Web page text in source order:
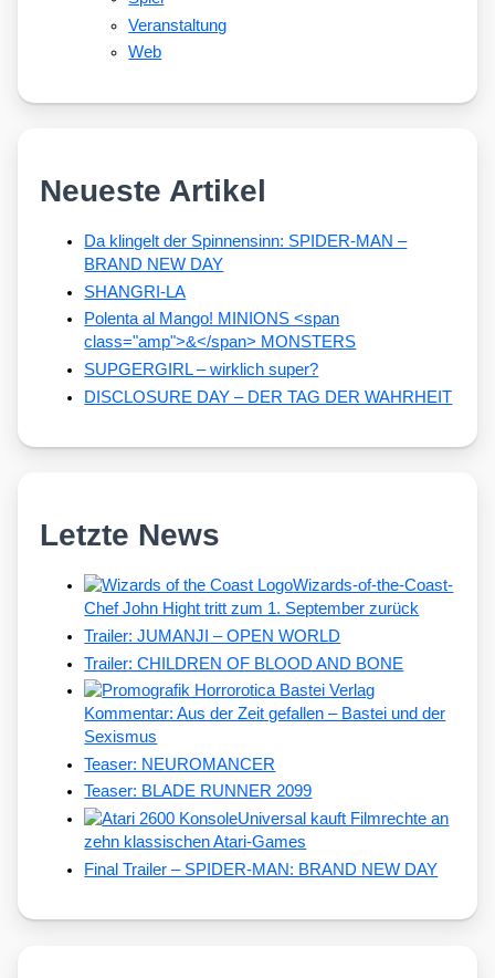
Veranstaltung
Web
Neueste Artikel
Da klingelt der Spinnensinn: SPIDER-MAN –
BRAND NEW DAY
SHANGRI-LA
Polenta al Mango! MINIONS <span
class="amp">&</span> MONSTERS
SUPGERGIRL – wirklich super?
DISCLOSURE DAY – DER TAG DER WAHRHEIT
Letzte News
Wizards-of-the-Coast-
Chef John Hight tritt zum 1. September zurück
Trailer: JUMANJI – OPEN WORLD
Trailer: CHILDREN OF BLOOD AND BONE
Kommentar: Aus der Zeit gefallen – Bastei und der
Sexismus
Teaser: NEUROMANCER
Teaser: BLADE RUNNER 2099
Universal kauft Filmrechte an
zehn klassischen Atari-Games
Final Trailer – SPIDER-MAN: BRAND NEW DAY